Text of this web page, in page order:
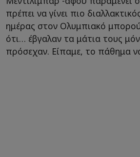
πρέπει να γίνει πιο
ημέρας στον Ολυμπιακό
ότι… έβγαλαν τα μάτια τους
πρόσεχαν. Είπαμε, το πάθημα